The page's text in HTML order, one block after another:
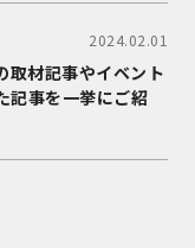
2024.02.01
取材記事やイベント
記事を一挙にご紹